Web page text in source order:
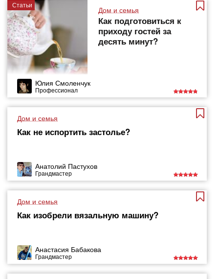
Статьи
Дом и семья
Как подготовиться к
приходу гостей за
десять минут?
Юлия Смоленчук
Профессионал
Дом и семья
Как не испортить застолье?
Анатолий Пастухов
Грандмастер
Дом и семья
Как изобрели вязальную машину?
Анастасия Бабакова
Грандмастер